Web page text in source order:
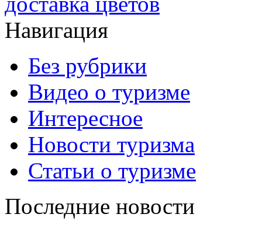
Навигация
Без рубрики
Видео о туризме
Интересное
Новости туризма
Статьи о туризме
Последние новости